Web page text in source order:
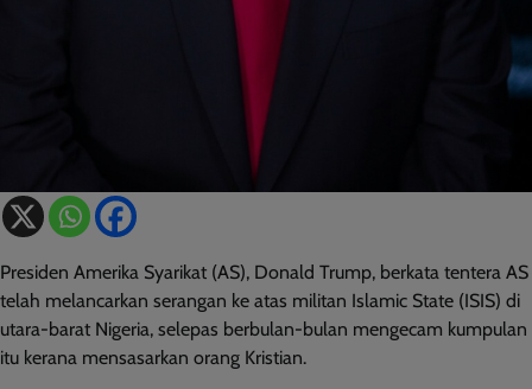
Presiden Amerika Syarikat (AS), Donald Trump, berkata tentera AS
telah melancarkan serangan ke atas militan Islamic State (ISIS) di
utara-barat Nigeria, selepas berbulan-bulan mengecam kumpulan
itu kerana mensasarkan orang Kristian.